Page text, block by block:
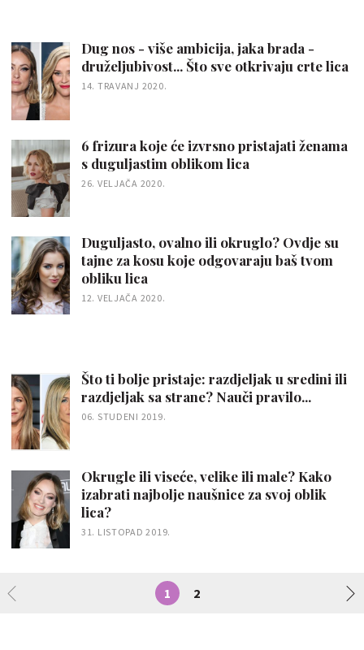
Dug nos - više ambicija, jaka brada -
druželjubivost... Što sve otkrivaju crte lica
14. TRAVANJ 2020.
6 frizura koje će izvrsno pristajati ženama
s duguljastim oblikom lica
26. VELJAČA 2020.
Duguljasto, ovalno ili okruglo? Ovdje su
tajne za kosu koje odgovaraju baš tvom
obliku lica
12. VELJAČA 2020.
Što ti bolje pristaje: razdjeljak u sredini ili
razdjeljak sa strane? Nauči pravilo...
06. STUDENI 2019.
Okrugle ili viseće, velike ili male? Kako
izabrati najbolje naušnice za svoj oblik
lica?
31. LISTOPAD 2019.
1 2